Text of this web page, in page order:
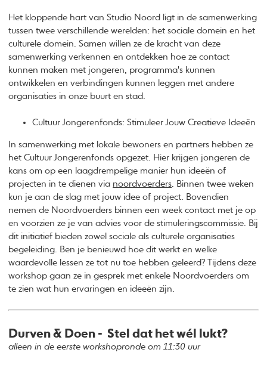
Het kloppende hart van Studio Noord ligt in de samenwerking
tussen twee verschillende werelden: het sociale domein en het
culturele domein. Samen willen ze de kracht van deze
samenwerking verkennen en ontdekken hoe ze contact
kunnen maken met jongeren, programma's kunnen
ontwikkelen en verbindingen kunnen leggen met andere
organisaties in onze buurt en stad.
Cultuur Jongerenfonds: Stimuleer Jouw Creatieve Ideeën
In samenwerking met lokale bewoners en partners hebben ze
het Cultuur Jongerenfonds opgezet. Hier krijgen jongeren de
kans om op een laagdrempelige manier hun ideeën of
projecten in te dienen via noordvoerders. Binnen twee weken
kun je aan de slag met jouw idee of project. Bovendien
nemen de Noordvoerders binnen een week contact met je op
en voorzien ze je van advies voor de stimuleringscommissie. Bij
dit initiatief bieden zowel sociale als culturele organisaties
begeleiding. Ben je benieuwd hoe dit werkt en welke
waardevolle lessen ze tot nu toe hebben geleerd? Tijdens deze
workshop gaan ze in gesprek met enkele Noordvoerders om
te zien wat hun ervaringen en ideeën zijn.
Durven & Doen - Stel dat het wél lukt?
alleen in de eerste workshopronde om 11:30 uur